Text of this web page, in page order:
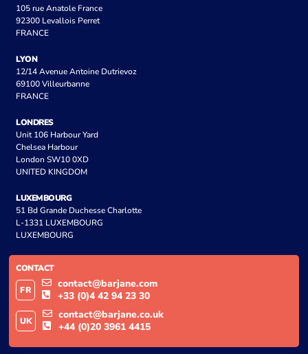
105 rue Anatole France
92300 Levallois Perret
FRANCE
LYON
12/14 Avenue Antoine Dutrievoz
69100 Villeurbanne
FRANCE
LONDRES
Unit 106 Harbour Yard
Chelsea Harbour
London SW10 0XD
UNITED KINGDOM
LUXEMBOURG
51 Bd Grande Duchesse Charlotte
L-1331 LUXEMBOURG
LUXEMBOURG
CONTACT
FR
contact@barjane.com
+33 (0)4 42 94 23 30
UK
contact@barjane.co.uk
+44 (0)20 3961 4415